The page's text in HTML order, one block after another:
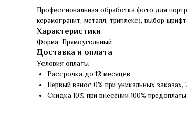
Профессиональная обработка фото для
керамогранит, металл, триплекс), выбор
Характеристики
Форма: Прямоугольный
Доставка и оплата
Условия оплаты
Рассрочка до 12 месяцев
Первый взнос 0% при уникальных
Скидка 10% при внесении 100%